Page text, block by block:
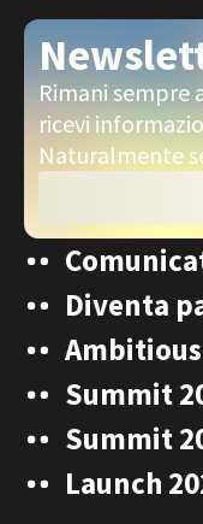
Rimani sempre
ricevi
Naturalmente
Diventa
Summit
Summit
Launch